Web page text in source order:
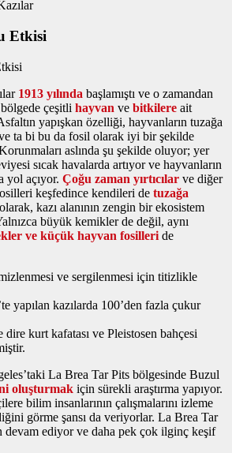
Etkisi
1913 yılında başlamıştı ve o zamandan
çeşitli hayvan ve bitkilere ait
yapışkan özelliği, hayvanların tuzağa
ta bi bu da fosil olarak iyi bir şekilde
aslında şu şekilde oluyor; yer
sıcak havalarda artıyor ve hayvanların
yol açıyor. Çoğu zaman yırtıcılar ve diğer
keşfedince kendileri de tuzağa
kazı alanının zengin bir ekosistem
büyük kemikler de değil, aynı
ve küçük hayvan fosilleri de
ve sergilenmesi için titizlikle
yapılan kazılarda 100’den fazla çukur
kurt kafatası ve Pleistosen bahçesi
La Brea Tar Pits bölgesinde Buzul
oluşturmak için sürekli araştırma yapıyor.
bilim insanlarının çalışmalarını izleme
görme şansı da veriyorlar. La Brea Tar
devam ediyor ve daha pek çok ilginç keşif